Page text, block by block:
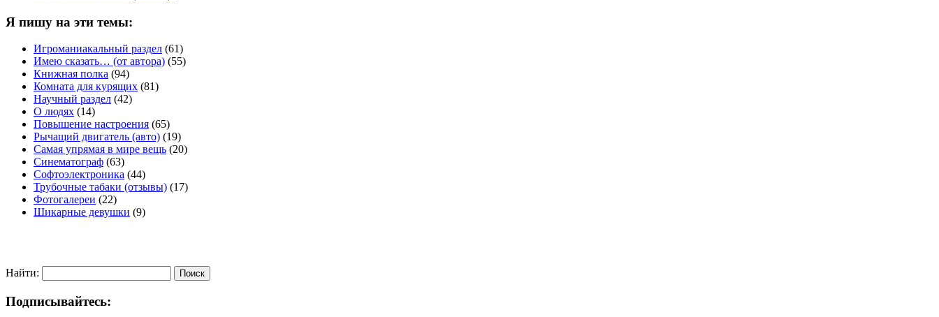
Я пишу на эти темы:
Игроманиакальный раздел (61)
Имею сказать… (от автора) (55)
Книжная полка (94)
Комната для курящих (81)
Научный раздел (42)
О людях (14)
Повышение настроения (65)
Рычащий двигатель (авто) (19)
Самая упрямая в мире вещь (20)
Синематограф (63)
Софтоэлектроника (44)
Трубочные табаки (отзывы) (17)
Фотогалереи (22)
Шикарные девушки (9)
Найти:
Подписывайтесь: